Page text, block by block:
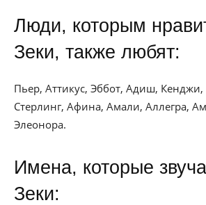
Люди, которым
Зеки, также любят:
Пьер, Аттикус, Эббот, Адиш, Кенджи,
Стерлинг, Афина, Амали, Аллегра,
Элеонора.
Имена, которые
Зеки: